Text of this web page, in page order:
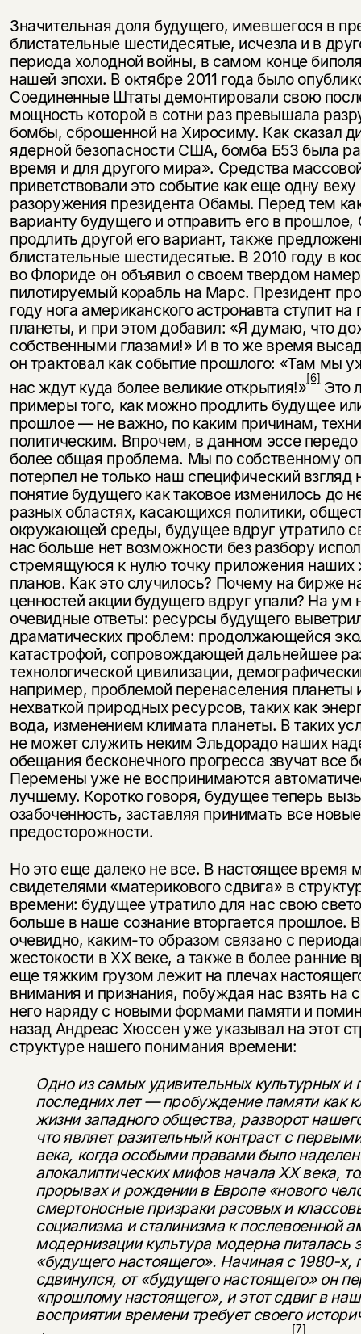
Значительная доля будущего, имевшегося в
блистательные шестидесятые, исчезла и в
периода холодной войны, в самом конце
нашей эпохи. В октябре 2011 года было
Соединенные Штаты демонтировали свою
мощность которой в сотни раз превышала
бомбы, сброшенной на Хиросиму. Как сказал
ядерной безопасности США, бомба Б53 была
время и для другого мира». Средства
приветствовали это событие как еще одну
разоружения президента Обамы. Перед тем
вари­анту будущего и отправить его в
продлить другой его вариант, также
блистательные шестидесятые. В 2010 году в
во Флориде он объявил о сво­ем твердом
пилотируемый корабль на Марс. Президент
году нога американского астронавта ступит
планеты, и при этом добавил: «Я думаю, что
собственными глазами!» И в то же время
он трактовал как событие прошлого: «Там мы
нас ждут куда более великие открытия!»[6]Это
примеры того, как можно продлить будущее
прошлое — не важно, по каким причинам,
политическим. Впрочем, в данном эссе передо
более общая проблема. Мы по собственному
потерпел не только наш специфический
понятие будущего как таковое изменилось до
разных областях, касающихся политики,
окружающей среды, будущее вдруг утратило
нас больше нет возможности без разбору
стремящуюся к нулю точку приложения наших
планов. Как это случилось? Почему на бирже
ценностей акции буду­щего вдруг упали? На ум
очевидные ответы: ресурсы будущего
драматических проблем: продолжающейся
катастрофой, сопровождающей дальнейшее
технологической цивилизации,
например, проблемой перенаселения планеты
нехваткой природных ресурсов, таких как
вода, измене­нием климата планеты. В таких
не может служить неким Эльдорадо наших
обещания бесконечного про­гресса звучат все
Перемены уже не воспринимаются
лучшему. Коротко говоря, будущее теперь
озабоченность, заставляя принимать все
предосторожности.
Но это еще далеко не все. В настоящее время
свидетелями «материкового сдвига» в
времени: будущее утратило для нас свою
больше в наше сознание вторгается прошлое.
очевидно, каким-то образом связано с
жестокости в XX веке, а также в более
еще тяжким грузом лежит на плечах
внимания и признания, побуждая нас взять на
него наряду с новыми формами памяти и
назад Андреас Хюссен уже указывал на этот
структуре нашего понимания времени:
Одно из самых удивительных культурных и
по­следних лет — пробуждение памяти как
жизни запад­ного общества, разворот
что являет разитель­ный контраст с
века, когда особыми правами было
апокалиптических мифов начала XX века,
прорывах и рождении в Европе «нового
смертоносные призраки расовых и
социа­лизма и сталинизма к послевоенной
модернизации культура модерна питалась
«будущего настоящего». Начиная с 1980-х,
сдвинулся, от «будущего настоящего» он
«прошлому настоящего», и этот сдвиг в
восприятии времени требует своего
[7]